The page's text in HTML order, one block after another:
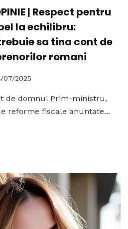
| Respect pentru
la echilibru:
sa tina cont de
romani
07/2025
de domnul Prim-ministru,
reforme fiscale anuntate...